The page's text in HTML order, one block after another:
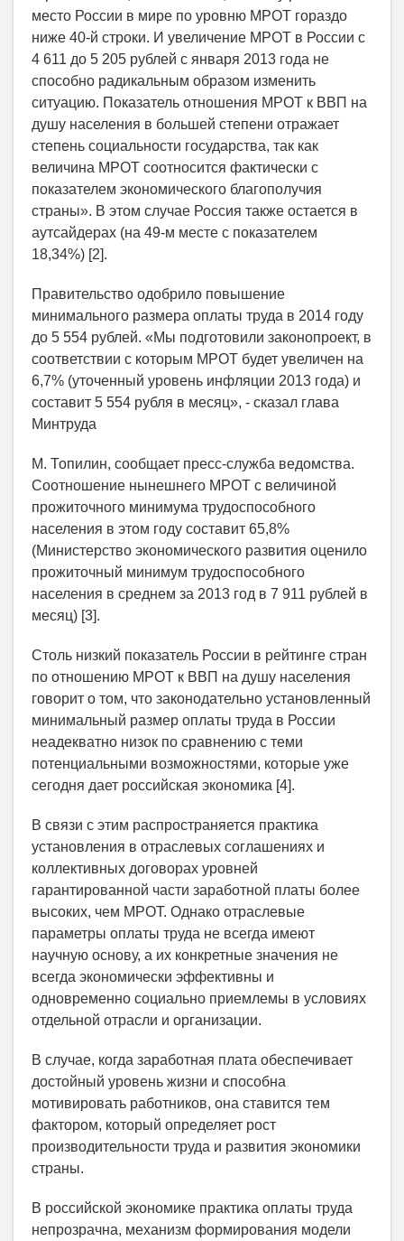
место России в мире по уровню МРОТ гораздо
ниже 40-й строки. И увеличение МРОТ в России с
4 611 до 5 205 рублей с января 2013 года не
способно радикальным образом изменить
ситуацию. Показатель отношения МРОТ к ВВП на
душу населения в большей степени отражает
степень социальности государства, так как
величина МРОТ соотносится фактически с
показателем экономического благополучия
страны». В этом случае Россия также остается в
аутсайдерах (на 49-м месте с показателем
18,34%) [2].
Правительство одобрило повышение
минимального размера оплаты труда в 2014 году
до 5 554 рублей. «Мы подготовили законопроект, в
соответствии с которым МРОТ будет увеличен на
6,7% (уточенный уровень инфляции 2013 года) и
составит 5 554 рубля в месяц», - сказал глава
Минтруда
М. Топилин, сообщает пресс-служба ведомства.
Соотношение нынешнего МРОТ с величиной
прожиточного минимума трудоспособного
населения в этом году составит 65,8%
(Министерство экономического развития оценило
прожиточный минимум трудоспособного
населения в среднем за 2013 год в 7 911 рублей в
месяц) [3].
Столь низкий показатель России в рейтинге стран
по отношению МРОТ к ВВП на душу населения
говорит о том, что законодательно установленный
минимальный размер оплаты труда в России
неадекватно низок по сравнению с теми
потенциальными возможностями, которые уже
сегодня дает российская экономика [4].
В связи с этим распространяется практика
установления в отраслевых соглашениях и
коллективных договорах уровней
гарантированной части заработной платы более
высоких, чем МРОТ. Однако отраслевые
параметры оплаты труда не всегда имеют
научную основу, а их конкретные значения не
всегда экономически эффективны и
одновременно социально приемлемы в условиях
отдельной отрасли и организации.
В случае, когда заработная плата обеспечивает
достойный уровень жизни и способна
мотивировать работников, она ставится тем
фактором, который определяет рост
производительности труда и развития экономики
страны.
В российской экономике практика оплаты труда
непрозрачна, механизм формирования модели